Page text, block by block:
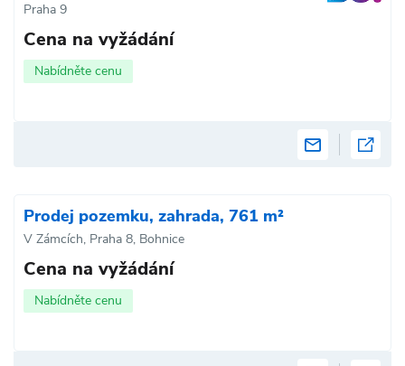
Praha 9
Cena na vyžádání
Nabídněte cenu
Prodej pozemku, zahrada, 761 m²
V Zámcích, Praha 8, Bohnice
Cena na vyžádání
Nabídněte cenu